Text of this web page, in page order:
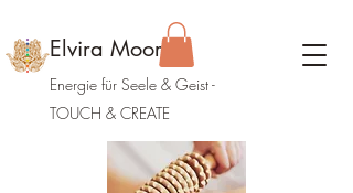
Elvira Moor
Energie für Seele & Geist-
TOUCH & CREATE